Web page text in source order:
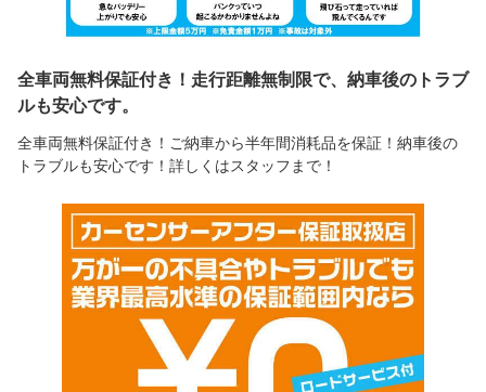
全車両無料保証付き！走行距離無制限で、納車後のトラブ
ルも安心です。
全車両無料保証付き！ご納車から半年間消耗品を保証！納車後の
トラブルも安心です！詳しくはスタッフまで！